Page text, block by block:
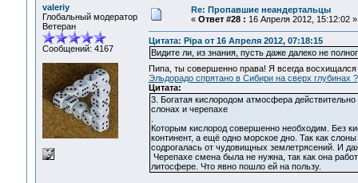
valeriy
Глобальный модератор
Ветеран
Сообщений: 4167
Re: Пропавшие неандертальцы
« Ответ #28 : 16 Апреля 2012, 15:12:02 »
Цитата: Pipa от 16 Апреля 2012, 07:18:15
Видите ли, из знания, пусть даже далеко не
Пипа, ты совершенно права! Я всегда
Эльдорадо спрятано в Сибири на сверх глубинах ?
Цитата:
3. Богатая кислородом атмосфера
слонах и черепахе
Которым кислород совершенно необходим. Без
континент, а ещё одно морское дно. Так как
содрогалась от чудовищных землетрясений. И
Черепахе смена была не нужна, так как она
литосфере. Что явно пошло ей на пользу.